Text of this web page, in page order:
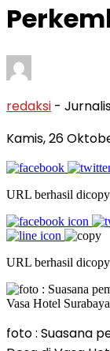
redaksi -
Kamis, 26
URL berhasil dicopy
URL berhasil dicopy
foto : Suasana